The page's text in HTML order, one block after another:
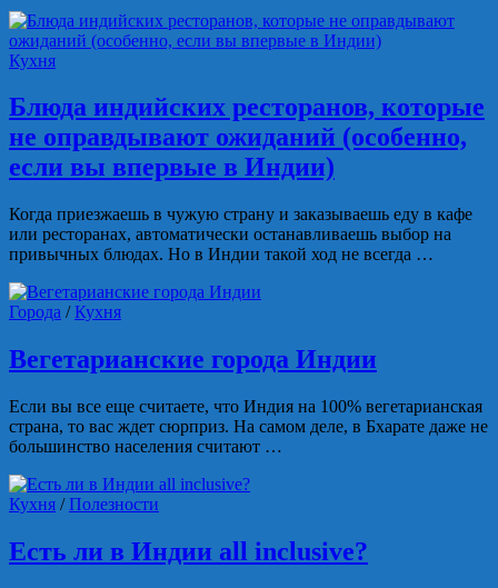
Кухня
Блюда индийских ресторанов, которые
не оправдывают ожиданий (особенно,
если вы впервые в Индии)
Когда приезжаешь в чужую страну и заказываешь еду в кафе
или ресторанах, автоматически останавливаешь выбор на
привычных блюдах. Но в Индии такой ход не всегда …
Города /Кухня
Вегетарианские города Индии
Если вы все еще считаете, что Индия на 100% вегетарианская
страна, то вас ждет сюрприз. На самом деле, в Бхарате даже не
большинство населения считают …
Кухня /Полезности
Есть ли в Индии all inclusive?